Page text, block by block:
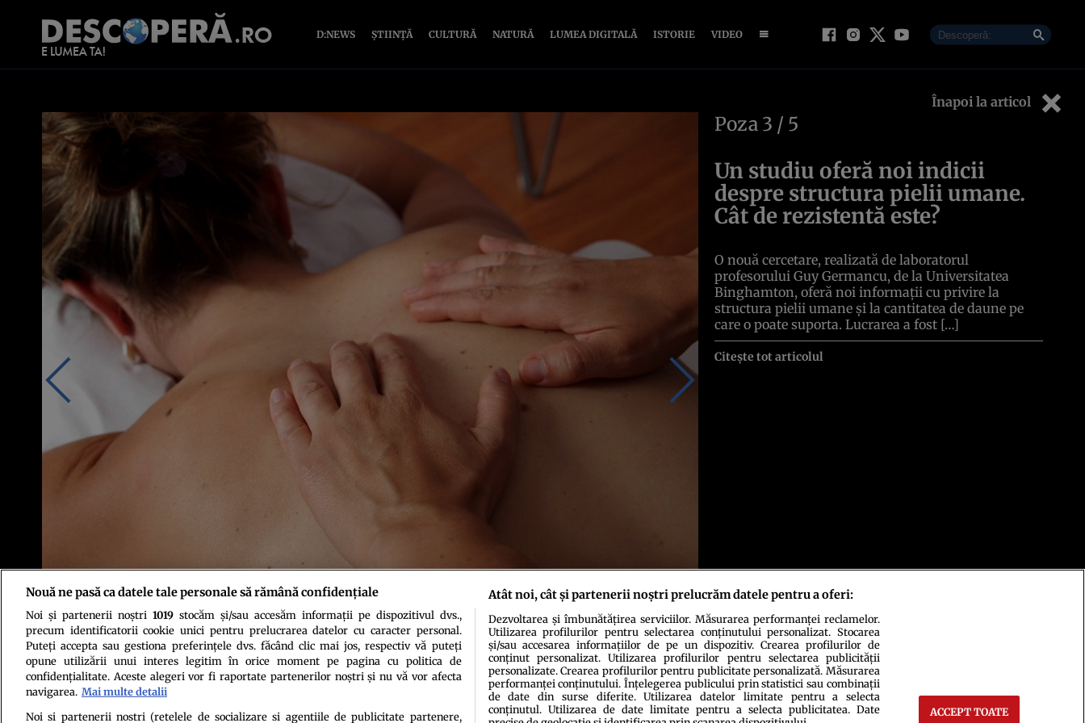
D:NEWS ȘTIINȚĂ CULTURĂ NATURĂ LUMEA DIGITALĂ ISTORIE VIDEO
Înapoi la articol
Foto: Pixabay
Poza 3 / 5
Un studiu oferă noi indicii
despre structura pielii umane.
Cât de rezistentă este?
O nouă cercetare, realizată de laboratorul
profesorului Guy Germancu, de la Universitatea
Binghamton, oferă noi informații cu privire la
structura pielii umane și la cantitatea de daune pe
care o poate suporta. Lucrarea a fost […]
Citește tot articolul
Nouă ne pasă ca datele tale personale să rămână confidențiale
Noi și partenerii noștri 1019stocăm și/sau accesăm informații pe dispozitivul dvs.,
precum identificatorii cookie unici pentru prelucrarea datelor cu caracter personal.
Puteți accepta sau gestiona preferințele dvs. făcând clic mai jos, respectiv vă puteți
opune utilizării unui interes legitim în orice moment pe pagina cu politica de
confidențialitate. Aceste alegeri vor fi raportate partenerilor noștri și nu vă vor afecta
navigarea. Mai multe detalii
Noi si partenerii nostri (retelele de socializare si agentiile de publicitate partenere,
Atât noi, cât și partenerii noștri prelucrăm datele pentru a oferi:
Dezvoltarea și îmbunătățirea serviciilor. Măsurarea performanței reclamelor.
Utilizarea profilurilor pentru selectarea conținutului personalizat. Stocarea
și/sau accesarea informațiilor de pe un dispozitiv. Crearea profilurilor de
conținut personalizat. Utilizarea profilurilor pentru selectarea publicității
personalizate. Crearea profilurilor pentru publicitate personalizată. Măsurarea
performanței conținutului. Înțelegerea publicului prin statistici sau combinații
de date din surse diferite. Utilizarea datelor limitate pentru a selecta
conținutul. Utilizarea de date limitate pentru a selecta publicitatea. Date
ACCEPT TOATE